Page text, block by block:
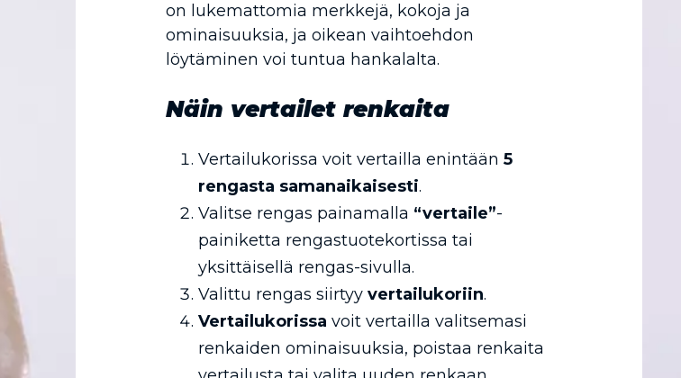
on lukemattomia merkkejä, kokoja ja
ominaisuuksia, ja oikean vaihtoehdon
löytäminen voi tuntua hankalalta.
Näin vertailet renkaita
Vertailukorissa voit vertailla enintään 5
rengasta samanaikaisesti.
Valitse rengas painamalla “vertaile”-
painiketta rengastuotekortissa tai
yksittäisellä rengas-sivulla.
Valittu rengas siirtyy vertailukoriin.
Vertailukorissa voit vertailla valitsemasi
renkaiden ominaisuuksia, poistaa renkaita